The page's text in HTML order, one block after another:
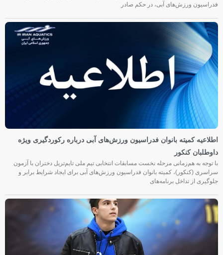
فدراسیون ورزش‌های آبی، در حکم صادر
اطلاعیه کمیته بانوان فدراسیون ورزش‌های آبی درباره رکوردگیری ویژه
داوطلبان کنکور
با توجه به هم‌زمانی مرحله نخست مسابقات انتخابی تیم ملی تایم‌تریل دختران با آزمون
سراسری (کنکور)، کمیته بانوان فدراسیون ورزش‌های آبی برای ایجاد شرایط برابر و
جلوگیری از تداخل برنامه‌های